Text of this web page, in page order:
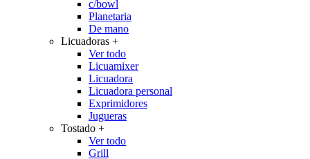
c/bowl
Planetaria
De mano
Licuadoras +
Ver todo
Licuamixer
Licuadora
Licuadora personal
Exprimidores
Jugueras
Tostado +
Ver todo
Grill